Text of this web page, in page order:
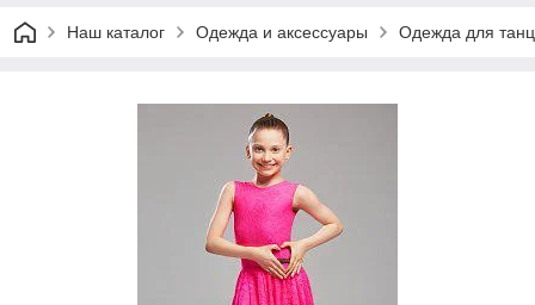
Наш каталог Одежда и аксессуары Одежда для